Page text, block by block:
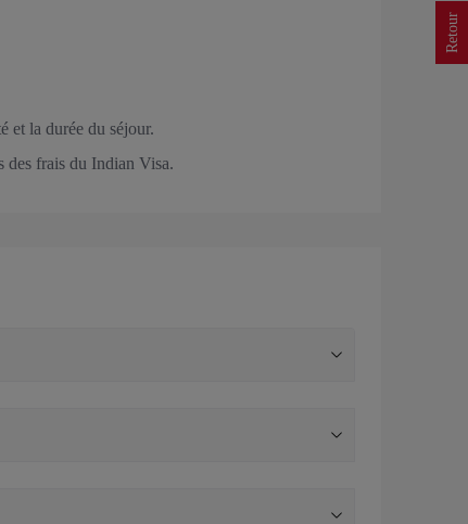
Retour
et la durée du séjour.
des frais du Indian Visa.